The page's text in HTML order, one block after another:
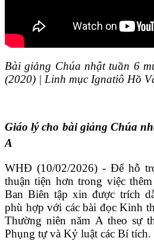
Bài giảng Chúa nhật tuần 6
(2020) | Linh mục Ignatiô Hồ
Giáo lý cho bài giảng Chúa
A
WHĐ (10/02/2026) - Để hỗ
thuận tiện hơn trong việc
Ban Biên tập xin được trích
phù hợp với các bài đọc Kinh
Thường niên năm A theo sự
Phụng tự và Kỷ luật các Bí tích.